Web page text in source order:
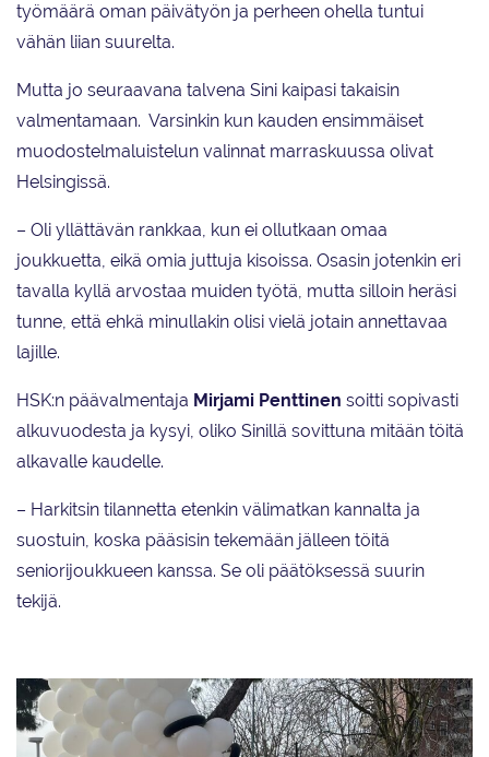
työmäärä oman päivätyön ja perheen ohella tuntui
vähän liian suurelta.
Mutta jo seuraavana talvena Sini kaipasi takaisin
valmentamaan. Varsinkin kun kauden ensimmäiset
muodostelmaluistelun valinnat marraskuussa olivat
Helsingissä.
– Oli yllättävän rankkaa, kun ei ollutkaan omaa
joukkuetta, eikä omia juttuja kisoissa. Osasin jotenkin eri
tavalla kyllä arvostaa muiden työtä, mutta silloin heräsi
tunne, että ehkä minullakin olisi vielä jotain annettavaa
lajille.
HSK:n päävalmentaja Mirjami Penttinen soitti sopivasti
alkuvuodesta ja kysyi, oliko Sinillä sovittuna mitään töitä
alkavalle kaudelle.
– Harkitsin tilannetta etenkin välimatkan kannalta ja
suostuin, koska pääsisin tekemään jälleen töitä
seniorijoukkueen kanssa. Se oli päätöksessä suurin
tekijä.